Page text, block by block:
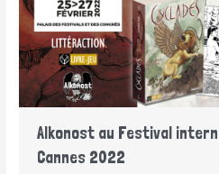
Alkonost au Festival
Cannes 2022